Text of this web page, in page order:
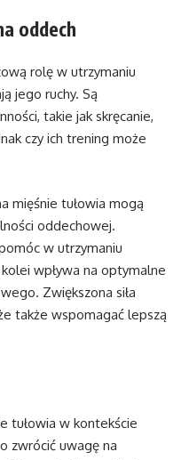
oddech
rolę w utrzymaniu
jego ruchy. Są
takie jak skręcanie,
czy ich trening może
mięśnie tułowia mogą
oddechowej.
w utrzymaniu
wpływa na optymalne
Zwiększona siła
także wspomagać lepszą
tułowia w kontekście
zwrócić uwagę na